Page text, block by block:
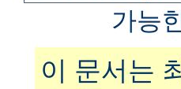
가능
이 문서는